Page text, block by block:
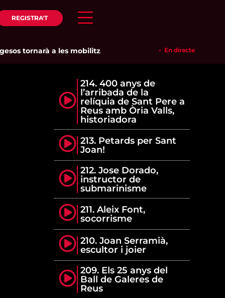
REGISTRA'T
tornarà a les mobilitzacions per defensar els cultius de
En directe
214. 400 anys de
l’arribada de la
relíquia de Sant Pere a
Reus amb Òria Valls,
historiadora
213. Petards per Sant
Joan!
212. Jose Dorado,
instructor de
submarinisme
211. Aleix Font,
socorrisme
210. Joan Serramià,
escultor i joier
209. Els 25 anys del
Ball de Galeres de
Reus